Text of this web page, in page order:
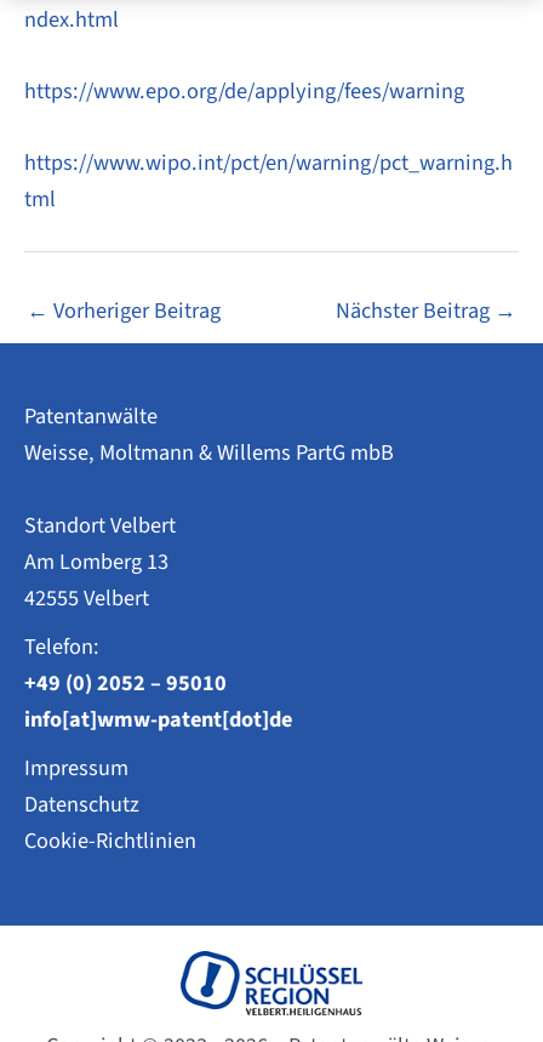
ndex.html
https://www.epo.org/de/applying/fees/warning
https://www.wipo.int/pct/en/warning/pct_warning.h
tml
← Vorheriger Beitrag Nächster Beitrag →
Patentanwälte
Weisse, Moltmann & Willems PartG mbB
Standort Velbert
Am Lomberg 13
42555 Velbert
Telefon:
+49 (0) 2052 – 95010
info[at]wmw-patent[dot]de
Impressum
Datenschutz
Cookie-Richtlinien